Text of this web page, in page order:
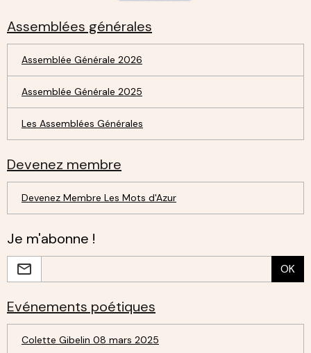
Assemblées générales
Assemblée Générale 2026
Assemblée Générale 2025
Les Assemblées Générales
Devenez membre
Devenez Membre Les Mots d'Azur
Je m'abonne !
OK
Evénements poétiques
Colette Gibelin 08 mars 2025